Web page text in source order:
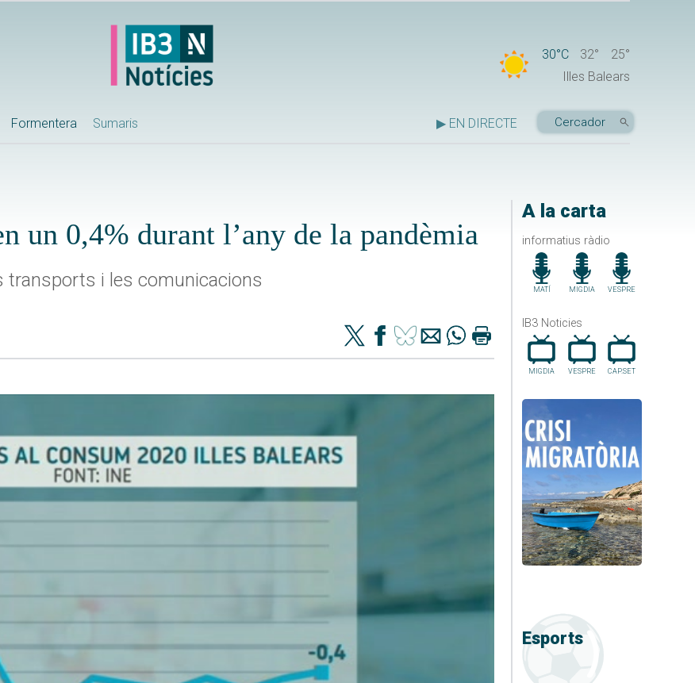
30°C 32°
25°
Illes Balears
Formentera Sumaris ▶ EN DIRECTE
A la carta
informatius ràdio
MATÍ MIGDIA VESPRE
IB3 Noticies
MIGDIA VESPRE CAP.SET
Esports
un 0,4% durant l’any de la pandèmia
transports i les comunicacions